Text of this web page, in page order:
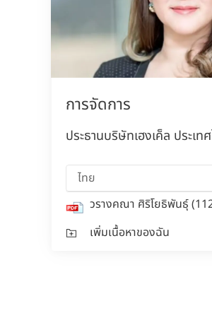
การจัดการ
ประธานบริษัทเฮงเค็ล ประเท
ไทย
วรางคณา ศิริโยธิพันธุ์
เพิ่มเนื้อหาของฉัน